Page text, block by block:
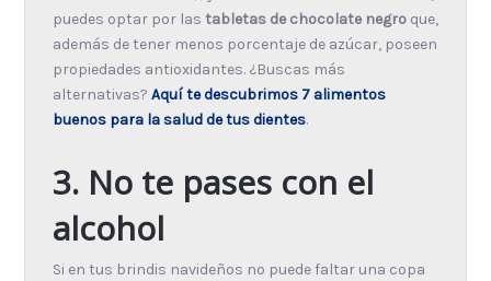
puedes optar por las tabletas de chocolate negroque,
además de tener menos porcentaje de azúcar, poseen
propiedades antioxidantes. ¿Buscas más
alternativas? Aquí te descubrimos 7 alimentos
buenos para la salud de tus dientes.
3. No te pases con el
alcohol
Si en tus brindis navideños no puede faltar una copa